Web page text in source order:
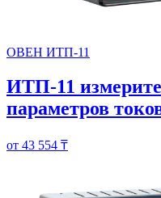
ОВЕН ИТП-11
ИТП-11
параметров
от 43 554 ₸